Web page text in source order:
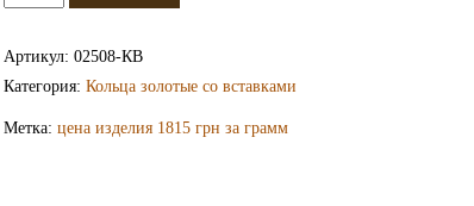
Золотое
Артикул: 02508-КВ
Категория: Кольца золотые со вставками
Метка: цена изделия 1815 грн за грамм